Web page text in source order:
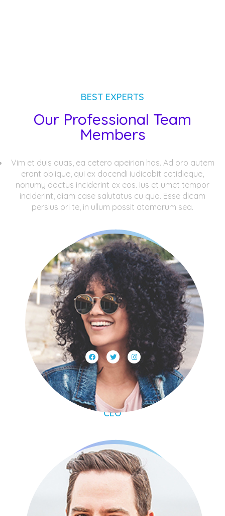
BEST EXPERTS
Our Professional Team
Members
Vim et duis quas, ea cetero apeirian has. Ad pro autem
erant oblique, qui ex docendi iudicabit cotidieque,
nonumy doctus inciderint ex eos. Ius et umet tempor
inciderint, diam case salutatus cu quo. Esse dicam
persius pri te, in ullum possit atomorum sea.
Annie Doe​
CEO